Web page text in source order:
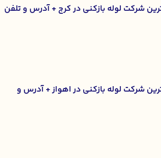
شرکت لوله بازکنی در کرج + آدرس و تلفن
شرکت لوله بازکنی در اهواز + آدرس و